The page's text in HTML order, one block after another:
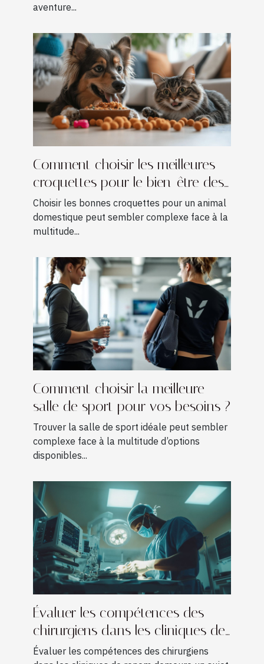
aventure...
Comment choisir les meilleures
croquettes pour le bien-être des
animaux domestiques ?
Choisir les bonnes croquettes pour un animal
domestique peut sembler complexe face à la
multitude...
Comment choisir la meilleure
salle de sport pour vos besoins ?
Trouver la salle de sport idéale peut sembler
complexe face à la multitude d’options
disponibles...
Évaluer les compétences des
chirurgiens dans les cliniques de
renom
Évaluer les compétences des chirurgiens